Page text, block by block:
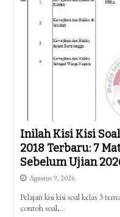
Inilah Kisi Kisi
2018 Terbaru: 7
Sebelum Ujian
Agustus 9, 2026
Pelajari kisi kisi soal kelas 3
contoh soal,…